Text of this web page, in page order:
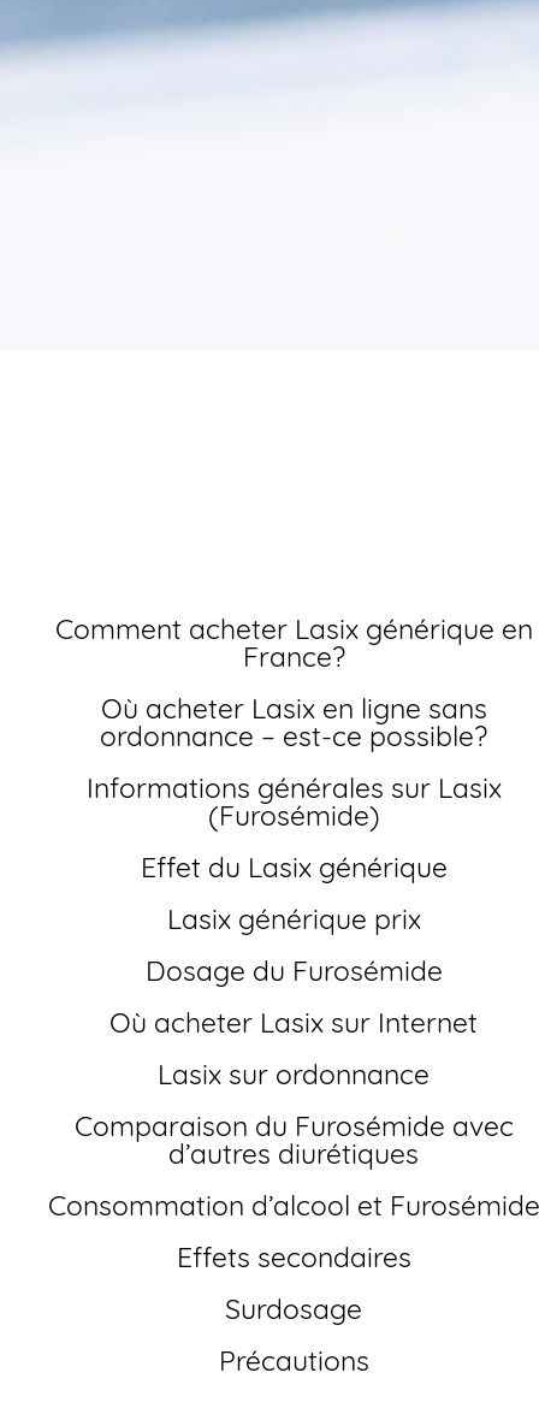
Comment acheter Lasix générique en
France?
Où acheter Lasix en ligne sans
ordonnance – est-ce possible?
Informations générales sur Lasix
(Furosémide)
Effet du Lasix générique
Lasix générique prix
Dosage du Furosémide
Où acheter Lasix sur Internet
Lasix sur ordonnance
Comparaison du Furosémide avec
d’autres diurétiques
Consommation d’alcool et Furosémide
Effets secondaires
Surdosage
Précautions